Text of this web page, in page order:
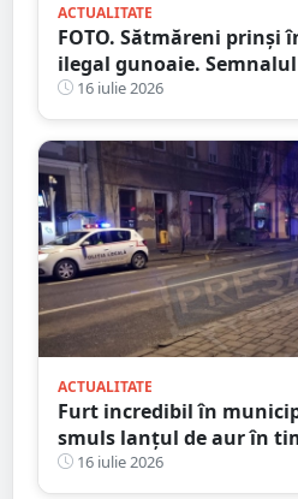
ACTUALITATE
FOTO. Sătmăreni prinși
ilegal gunoaie.
Primărie
16 iulie 2026
ACTUALITATE
Furt incredibil în
smuls lanțul de aur în
săruta
16 iulie 2026